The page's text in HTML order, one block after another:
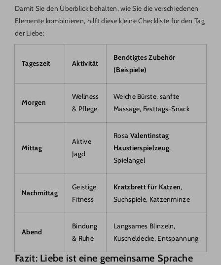
Damit Sie den Überblick behalten, wie Sie die verschiedenen
Elemente kombinieren, hilft diese kleine Checkliste für den Tag
der Liebe:
Tageszeit Aktivität
Benötigtes Zubehör
(Beispiele)
Morgen
Wellness
& Pflege
Weiche Bürste, sanfte
Massage, Festtags-Snack
Mittag
Aktive
Jagd
Rosa Valentinstag
Haustierspielzeug,
Spielangel
Nachmittag
Geistige
Fitness
Kratzbrett für Katzen,
Suchspiele, Katzenminze
Abend
Bindung
& Ruhe
Langsames Blinzeln,
Kuscheldecke, Entspannung
Fazit: Liebe ist eine gemeinsame Sprache